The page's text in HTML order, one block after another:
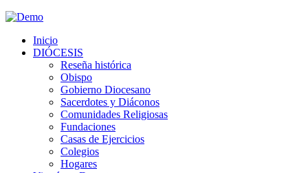
Inicio
DIÓCESIS
Reseña histórica
Obispo
Gobierno Diocesano
Sacerdotes y Diáconos
Comunidades Religiosas
Fundaciones
Casas de Ejercicios
Colegios
Hogares